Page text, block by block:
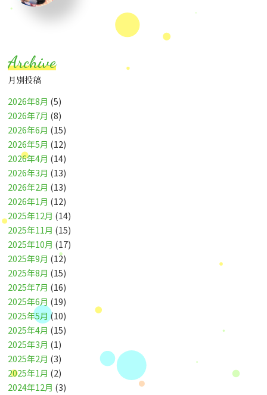
Archive
月別投稿
2026年8月 (5)
2026年7月 (8)
2026年6月 (15)
2026年5月 (12)
2026年4月 (14)
2026年3月 (13)
2026年2月 (13)
2026年1月 (12)
2025年12月 (14)
2025年11月 (15)
2025年10月 (17)
2025年9月 (12)
2025年8月 (15)
2025年7月 (16)
2025年6月 (19)
2025年5月 (10)
2025年4月 (15)
2025年3月 (1)
2025年2月 (3)
2025年1月 (2)
2024年12月 (3)